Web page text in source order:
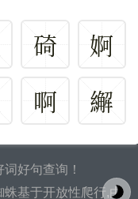
碕
婀
啊 繲
好句查询！
基于开放性爬行,由